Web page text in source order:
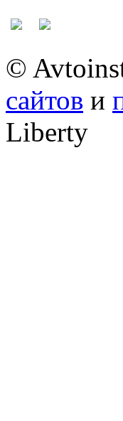
©
сайтов и
Liberty